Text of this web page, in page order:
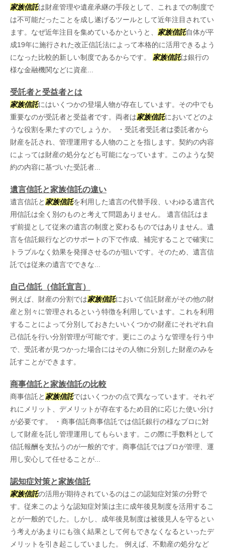
家族信託は財産管理や遺産承継の手段として、これまでの制度で
は不可能だったことを成し遂げるツールとして近年注目されてい
ます。なぜ近年注目を集めているかというと、 家族信託自体が平
成19年に施行された改正信託法によって本格的に活用できるよう
になった比較的新しい制度であるからです。 家族信託は銀行の
様な金融機関などに資産...
受託者と受益者とは
家族信託にはいくつかの登場人物が存在しています。その中でも
重要なのが受託者と受益者です。両者は家族信託においてどのよ
うな役割を果たすのでしょうか。 ・受託者受託者は委託者から
財産を託され、管理運用する人物のことを指します。契約の内容
によっては財産の処分なども可能になっています。このような契
約の内容に基づいた受託者...
遺言信託と家族信託の違い
遺言信託と 家族信託を利用した遺言の代替手段、いわゆる遺言代
用信託は全く別のものと考えて問題ありません。 遺言信託はま
ず前提として従来の遺言の制度と変わるものではありません。遺
言を信託銀行などのサポートの下で作成、補完することで確実に
トラブルなく効果を発揮させるのが狙いです。そのため、遺言信
託では従来の遺言でできな...
自己信託（信託宣言）
例えば、財産の分割では家族信託において信託財産がその他の財
産と別々に管理されるという特徴を利用しています。これを利用
することによって分別しておきたいいくつかの財産にそれぞれ自
己信託を行い分別管理が可能です。更にこのような管理を行う中
で、受託者が見つかった場合にはその人物に分別した財産のみを
託すことができます。
商事信託と家族信託の比較
商事信託と 家族信託ではいくつかの点で異なっています。それぞ
れにメリット、デメリットが存在するため目的に応じた使い分け
が必要です。 ・商事信託商事信託では信託銀行の様なプロに対
して財産を託し管理運用してもらいます。この際に手数料として
信託報酬を支払うのが一般的です。商事信託ではプロが管理、運
用し安心して任せることが...
認知症対策と家族信託
家族信託の活用が期待されているのはこの認知症対策の分野で
す。従来このような認知症対策は主に成年後見制度を活用するこ
とが一般的でした。しかし、成年後見制度は被後見人を守るとい
う考えがあまりにも強く結果として何もできなくなるといったデ
メリットを引き起こしていました。 例えば、不動産の処分など